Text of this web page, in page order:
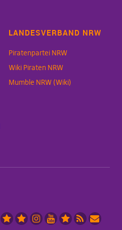
LANDESVERBAND NRW
Piratenpartei NRW
Wiki Piraten NRW
Mumble NRW (Wiki)